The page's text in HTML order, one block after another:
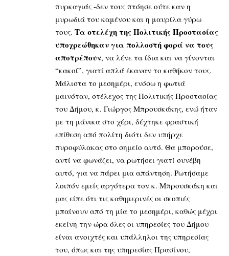
πυρκαγιάς -δεν τους πτόησε ούτε καν η
μυρωδιά του καμένου και η μαυρίλα γύρω
τους. Τα στελέχη της Πολιτικής Προστασίας
υποχρεώθηκαν για πολλοστή φορά να τους
αποτρέπουν, να λένε τα ίδια και να γίνονται
“κακοί”, γιατί απλά έκαναν το καθήκον τους.
Μάλιστα το μεσημέρι, ενόσω η φωτιά
μαινόταν, στέλεχος της Πολιτικής Προστασίας
του Δήμου, κ. Γιώργος Μπρουσκάκης, ενώ ήταν
με τη μάνικα στο χέρι, δέχτηκε φραστική
επίθεση από πολίτη διότι δεν υπήρχε
πυροφύλακας στο σημείο αυτό. Θα μπορούσε,
αντί να φωνάζει, να ρωτήσει γιατί συνέβη
αυτό, για να πάρει μια απάντηση. Ρωτήσαμε
λοιπόν εμείς αργότερα τον κ. Μπρουσκάκη και
μας είπε ότι τις καθημερινές οι σκοπιές
μπαίνουν από τη μία το μεσημέρι, καθώς μέχρι
εκείνη την ώρα όλες οι υπηρεσίες του Δήμου
είναι ανοιχτές και υπάλληλοι της υπηρεσίας
του, όπως και της υπηρεσίας Πρασίνου,